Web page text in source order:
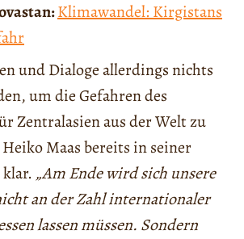
Klimawandel: Kirgistans
und Dialoge allerdings nichts
um die Gefahren des
Zentralasien aus der Welt zu
Maas bereits in seiner
„Am Ende wird sich unsere
an der Zahl internationaler
lassen müssen. Sondern